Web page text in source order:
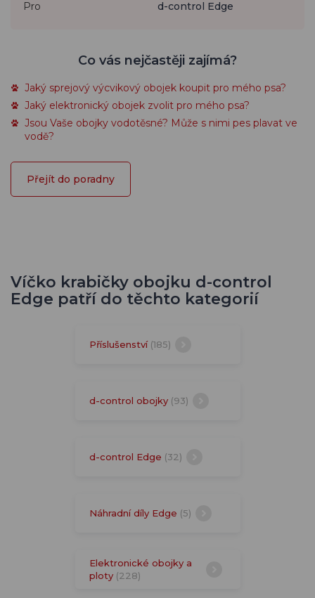
Pro
d-control Edge
Co vás nejčastěji zajímá?
Jaký sprejový výcvikový obojek koupit pro mého psa?
Jaký elektronický obojek zvolit pro mého psa?
Jsou Vaše obojky vodotěsné? Může s nimi pes plavat ve
vodě?
Přejít do poradny
Víčko krabičky obojku d-control
Edge patří do těchto kategorií
Příslušenství (185)
d-control obojky (93)
d-control Edge (32)
Náhradní díly Edge (5)
Elektronické obojky a
ploty (228)